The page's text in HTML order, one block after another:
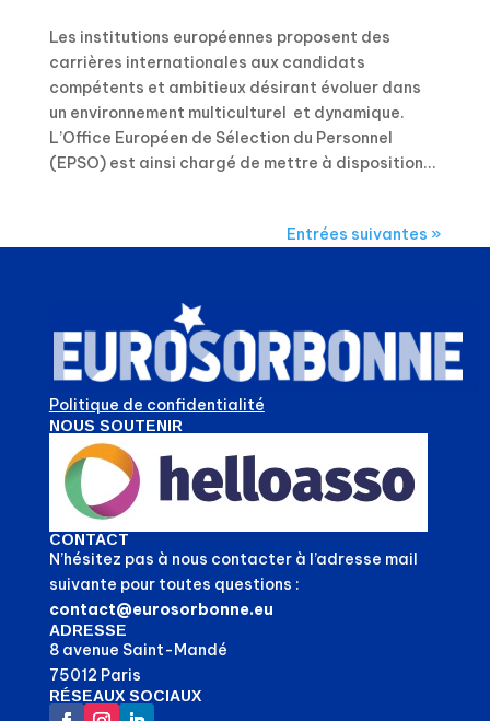
Les institutions européennes proposent des
carrières internationales aux candidats
compétents et ambitieux désirant évoluer dans
un environnement multiculturel et dynamique.
L’Office Européen de Sélection du Personnel
(EPSO) est ainsi chargé de mettre à disposition...
Entrées suivantes »
Politique de confidentialité
NOUS SOUTENIR
CONTACT
N’hésitez pas à nous contacter à l’adresse mail
suivante pour toutes questions :
contact@eurosorbonne.eu
ADRESSE
8 avenue Saint-Mandé
75012 Paris
RÉSEAUX SOCIAUX